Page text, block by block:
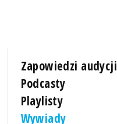
Zapowiedzi audycji
Podcasty
Playlisty
Wywiady